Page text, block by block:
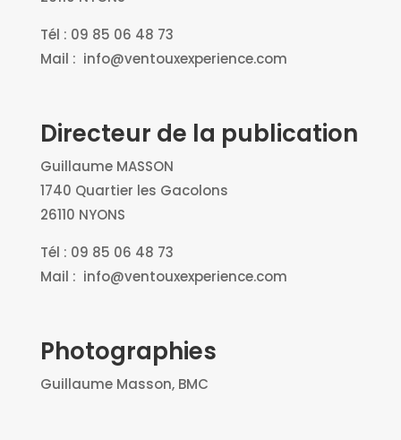
Tél : 09 85 06 48 73
Mail : info@ventouxexperience.com
Directeur de la publication
Guillaume MASSON
1740 Quartier les Gacolons
26110 NYONS
Tél : 09 85 06 48 73
Mail : info@ventouxexperience.com
Photographies
Guillaume Masson, BMC